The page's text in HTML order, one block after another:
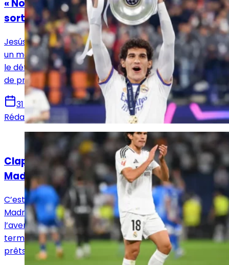
« Nous avons vécu des moments de toutes
sortes »
Jesús Vallejo quitte officiellement le Real Madrid. Dans
un message émouvant diffusé sur ses réseaux sociaux,
le défenseur espagnol a mis un terme à son aventure
de près de dix ans avec le club merengue.
31 mai 2025
Rédaction Le Journal du Real
Actualités
Clap de fin entre Jesús Vallejo et le Real
Madrid
C’est désormais officiel : Jesús Vallejo quitte le Real
Madrid. Le club merengue a annoncé la fin de
l’aventure de son défenseur central, mettant un
terme à une décennie marquée par les espoirs, les
prêts et les titres, mais sans réelle continuité.